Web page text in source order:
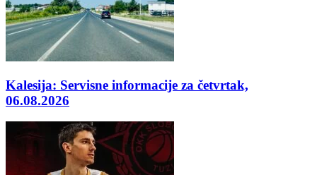
Kalesija: Servisne informacije za četvrtak,
06.08.2026